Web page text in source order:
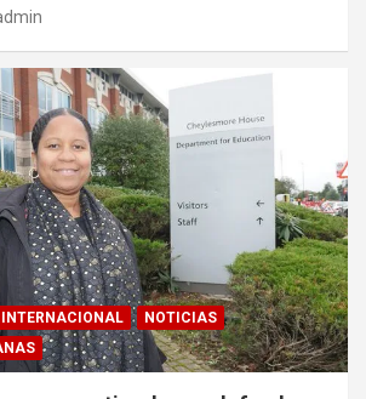
INTERNACIONAL
NOTICIAS